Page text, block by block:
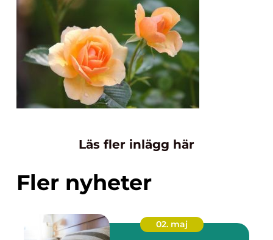
Läs fler inlägg här
Fler nyheter
02. maj